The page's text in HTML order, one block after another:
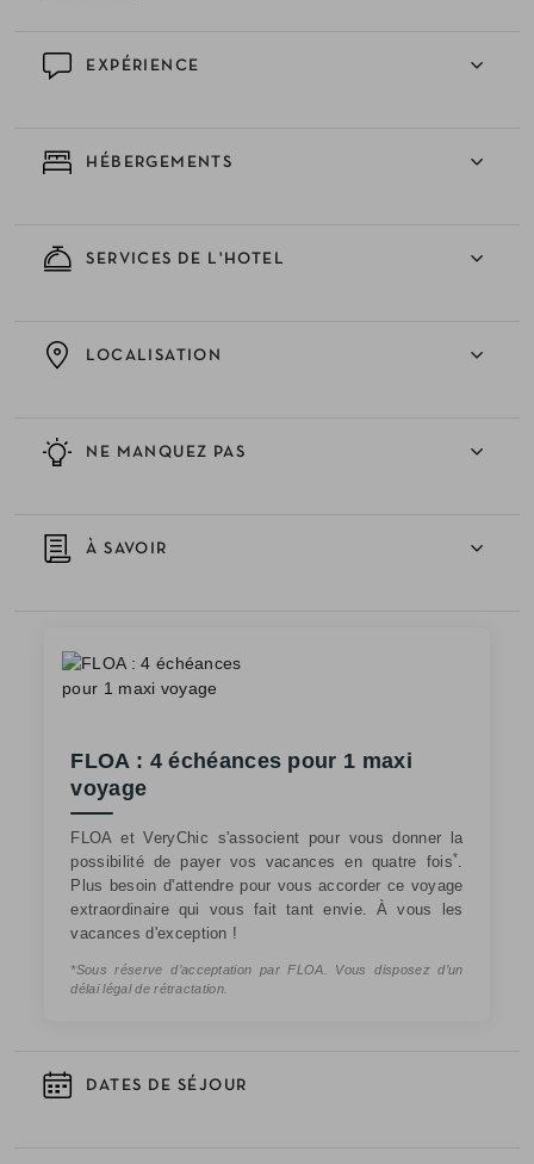
EXPÉRIENCE
HÉBERGEMENTS
SERVICES DE L'HOTEL
NE MANQUEZ PAS
LOCALISATION
À SAVOIR
DATES DE SÉJOUR
FLOA : 4 échéances pour 1 maxi
voyage
FLOA et VeryChic s'associent pour vous donner la
possibilité de payer vos vacances en quatre fois*.
Plus besoin d'attendre pour vous accorder ce voyage
extraordinaire qui vous fait tant envie. À vous les
vacances d'exception !
*Sous réserve d’acceptation par FLOA. Vous disposez d’un
délai légal de rétractation.